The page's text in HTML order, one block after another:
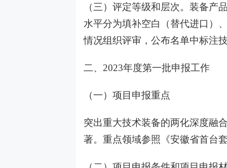
（三）评定等级和层次。装备产
水平分为填补空白（替代进口）
情况组织评审，公布名单中标注
二、2023年度第一批申报工作
（一）项目申报重点
突出重大技术装备的两化深度融
著。重点领域参照《安徽省首台